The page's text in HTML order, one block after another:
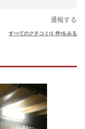
通報する
すべてのクチコミ(1 件)をみる